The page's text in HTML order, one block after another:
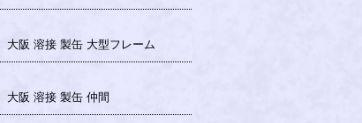
大阪 溶接 製缶 大型フレーム
大阪 溶接 製缶 仲間